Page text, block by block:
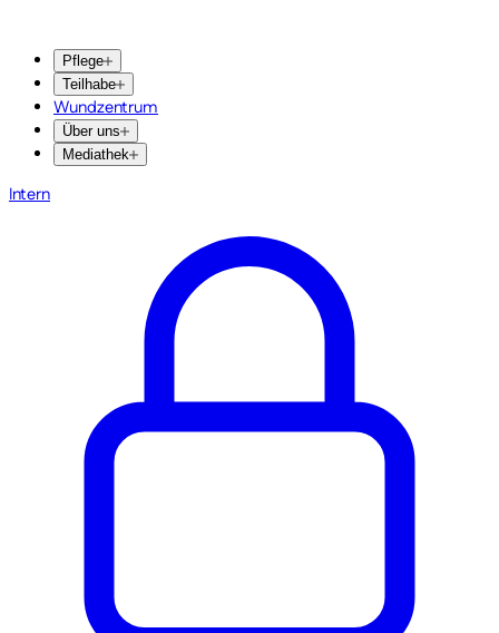
Pflege
Teilhabe
Wundzentrum
Über uns
Mediathek
Intern